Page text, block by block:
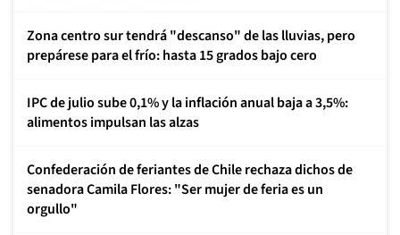
Zona centro sur tendrá "descanso" de las lluvias, pero
prepárese para el frío: hasta 15 grados bajo cero
IPC de julio sube 0,1% y la inflación anual baja a 3,5%:
alimentos impulsan las alzas
Confederación de feriantes de Chile rechaza dichos de
senadora Camila Flores: "Ser mujer de feria es un
orgullo"